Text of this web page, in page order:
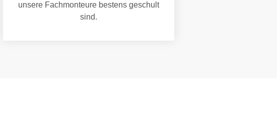
unsere Fachmonteure bestens geschult
sind.